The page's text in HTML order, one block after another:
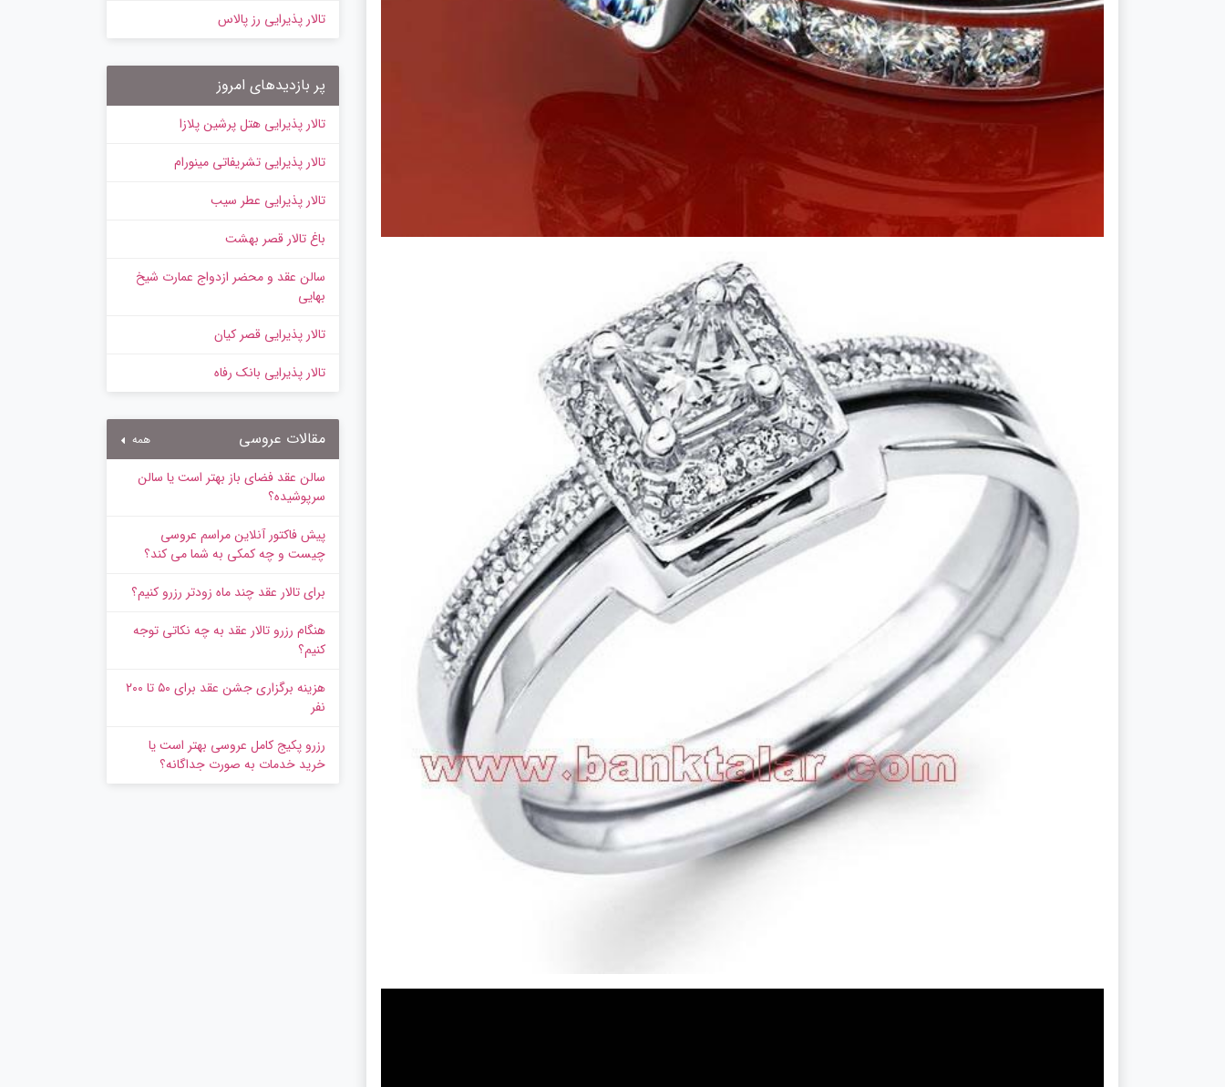
تالار پذیرایی رز پالاس
پر بازدیدهای امروز
تالار پذیرایی هتل پرشین پلازا
تالار پذیرایی تشریفاتی مینورام
تالار پذیرایی عطر سیب
باغ تالار قصر بهشت
سالن عقد و محضر ازدواج عمارت شیخ
بهایی
تالار پذیرایی قصر کیان
تالار پذیرایی بانک رفاه
مقالات عروسی همه
سالن عقد فضای باز بهتر است یا سالن
سرپوشیده؟
پیش‌ فاکتور آنلاین مراسم عروسی
چیست و چه کمکی به شما می کند؟
برای تالار عقد چند ماه زودتر رزرو کنیم؟
هنگام رزرو تالار عقد به چه نکاتی توجه
کنیم؟
هزینه برگزاری جشن عقد برای ۵۰ تا ۲۰۰
نفر
رزرو پکیج کامل عروسی بهتر است یا
خرید خدمات به‌ صورت جداگانه؟